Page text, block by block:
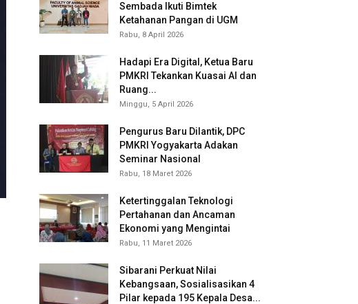
Sembada Ikuti Bimtek
Ketahanan Pangan di UGM
Rabu, 8 April 2026
Hadapi Era Digital, Ketua Baru
PMKRI Tekankan Kuasai AI dan
Ruang...
Minggu, 5 April 2026
Pengurus Baru Dilantik, DPC
PMKRI Yogyakarta Adakan
Seminar Nasional
Rabu, 18 Maret 2026
Ketertinggalan Teknologi
Pertahanan dan Ancaman
Ekonomi yang Mengintai
Rabu, 11 Maret 2026
Sibarani Perkuat Nilai
Kebangsaan, Sosialisasikan 4
Pilar kepada 195 Kepala Desa...